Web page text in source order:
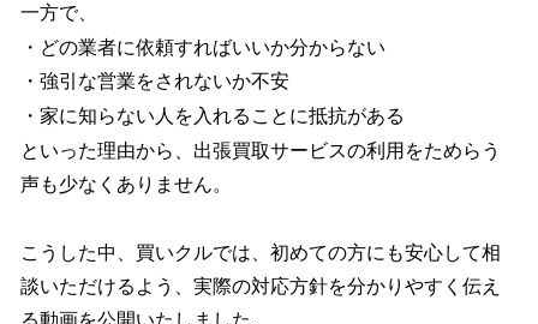
一方で、
・どの業者に依頼すればいいか分からない
・強引な営業をされないか不安
・家に知らない人を入れることに抵抗がある
といった理由から、出張買取サービスの利用をためらう
声も少なくありません。
こうした中、買いクルでは、初めての方にも安心して相
談いただけるよう、実際の対応方針を分かりやすく伝え
る動画を公開いたしました。